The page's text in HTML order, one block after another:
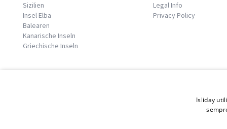
Sizilien
Insel Elba
Balearen
Kanarische Inseln
Griechische Inseln
Legal Info
Privacy Policy
© 2026 Copyright GATE S.r.l - Via G. Cacciò 5 - 57034 Portoferraio -
Isliday